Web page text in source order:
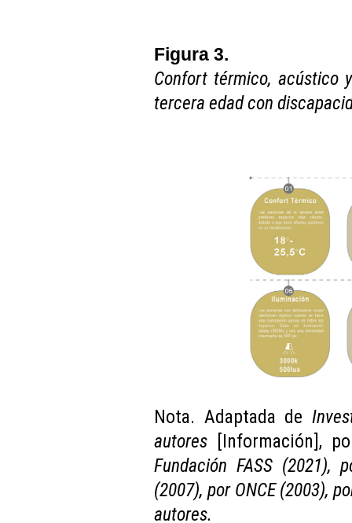
Figura 3.
Confort térmico, acústico
tercera edad con
Nota. Adaptada de
autores [Información],
Fundación FASS
(2007), por ONCE (2003),
autores.